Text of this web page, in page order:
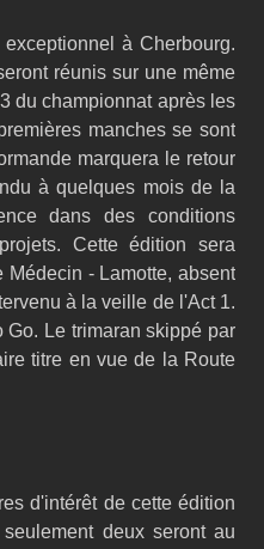
à Cherbourg.
réunis sur une même
du championnat après les
manches se sont
marquera le retour
à quelques mois de la
dans des conditions
Cette édition sera
- Lamotte, absent
à la veille de l'Act 1.
Le trimaran skippé par
titre en vue de la Route
d'intérêt de cette édition
deux seront au